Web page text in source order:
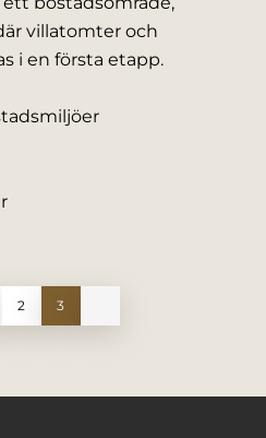
villatomter och
i en första etapp.
2 3